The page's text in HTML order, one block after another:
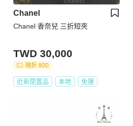
Chanel
Chanel 香奈兒 三折短夾
TWD 30,000
現折 800
近新閒置品 本地 免運